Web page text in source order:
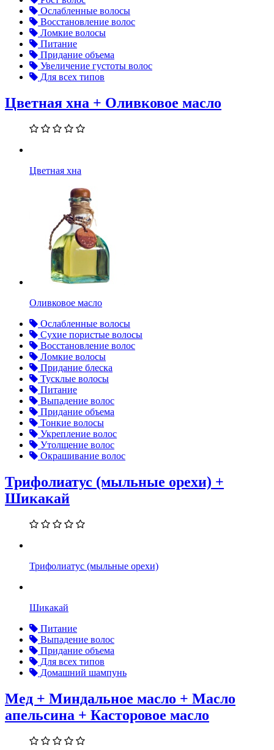
Ослабленные волосы
Восстановление волос
Ломкие волосы
Питание
Придание объема
Увеличение густоты волос
Для всех типов
Цветная хна + Оливковое масло
Цветная хна
Оливковое масло
Ослабленные волосы
Сухие пористые волосы
Восстановление волос
Ломкие волосы
Придание блеска
Тусклые волосы
Питание
Выпадение волос
Придание объема
Тонкие волосы
Укрепление волос
Утолщение волос
Окрашивание волос
Трифолиатус (мыльные орехи) +
Шикакай
Трифолиатус (мыльные орехи)
Шикакай
Питание
Выпадение волос
Придание объема
Для всех типов
Домашний шампунь
Мед + Миндальное масло + Масло
апельсина + Касторовое масло